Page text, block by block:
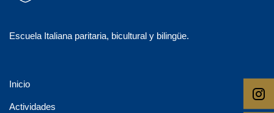
Escuela Italiana paritaria, bicultural y bilingüe.
Inicio
Actividades